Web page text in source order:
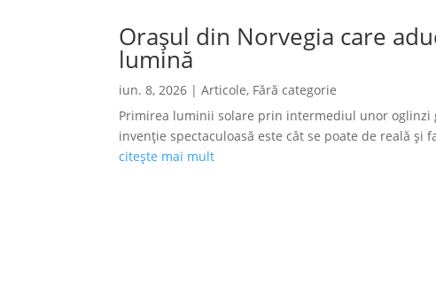
Orașul din Norvegia care
lumină
iun. 8, 2026 |Articole, Fără categorie
Primirea luminii solare prin intermediul unor oglinzi
invenție spectaculoasă este cât se poate de reală și
citește mai mult